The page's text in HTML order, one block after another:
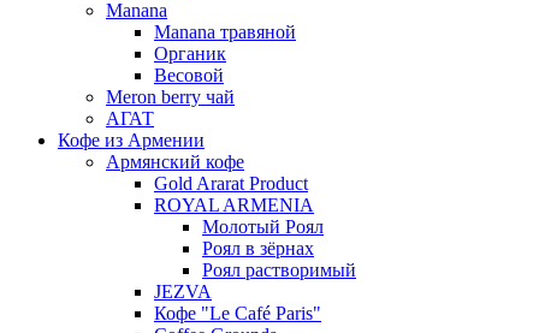
Manana
Manana травяной
Органик
Весовой
Meron berry чай
АГАТ
Кофе из Армении
Армянский кофе
Gold Ararat Product
ROYAL ARMENIA
Молотый Роял
Роял в зёрнах
Роял растворимый
JEZVA
Кофе "Le Café Paris"